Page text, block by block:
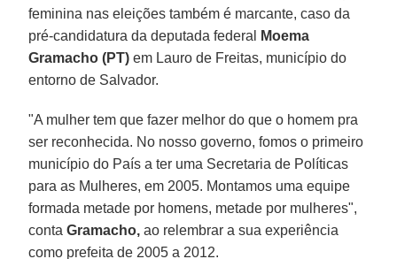
feminina nas eleições também é marcante, caso da
pré-candidatura da deputada federal
Moema
Gramacho (PT) em Lauro de Freitas, município do
entorno de Salvador.
"A mulher tem que fazer melhor do que o homem pra
ser reconhecida. No nosso governo, fomos o primeiro
município do País a ter uma Secretaria de Políticas
para as Mulheres, em 2005. Montamos uma equipe
formada metade por homens, metade por mulheres",
contaGramacho, ao relembrar a sua experiência
como prefeita de 2005 a 2012.